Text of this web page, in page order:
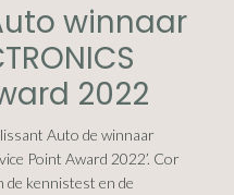
winnaar
2022
Auto de winnaar
Point Award 2022’. Cor
kennistest en de